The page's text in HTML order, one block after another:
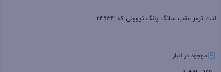
لنت ترمز عقب سانگ یانگ تیوولی کد 24934
موجود در انبار